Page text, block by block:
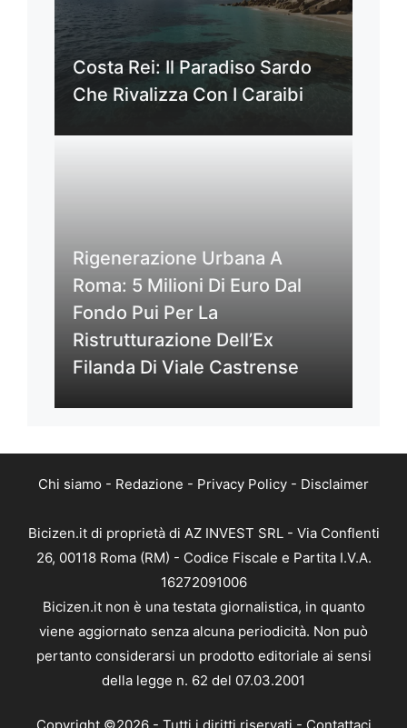
Costa Rei: Il Paradiso Sardo
Che Rivalizza Con I Caraibi
Rigenerazione Urbana A
Roma: 5 Milioni Di Euro Dal
Fondo Pui Per La
Ristrutturazione Dell’Ex
Filanda Di Viale Castrense
Chi siamo - Redazione - Privacy Policy - Disclaimer
Bicizen.it di proprietà di AZ INVEST SRL - Via Conflenti
26, 00118 Roma (RM) - Codice Fiscale e Partita I.V.A.
16272091006
Bicizen.it non è una testata giornalistica, in quanto
viene aggiornato senza alcuna periodicità. Non può
pertanto considerarsi un prodotto editoriale ai sensi
della legge n. 62 del 07.03.2001